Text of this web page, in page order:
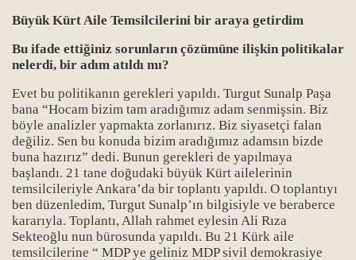
Büyük Kürt Aile Temsilcilerini bir araya getirdim
Bu ifade ettiğiniz sorunların çözümüne ilişkin politikalar
nelerdi, bir adım atıldı mı?
Evet bu politikanın gerekleri yapıldı. Turgut Sunalp Paşa
bana “Hocam bizim tam aradığımız adam senmişsin. Biz
böyle analizler yapmakta zorlanırız. Biz siyasetçi falan
değiliz. Sen bu konuda bizim aradığımız adamsın bizde
buna hazırız” dedi. Bunun gerekleri de yapılmaya
başlandı. 21 tane doğudaki büyük Kürt ailelerinin
temsilcileriyle Ankara’da bir toplantı yapıldı. O toplantıyı
ben düzenledim, Turgut Sunalp’ın bilgisiyle ve beraberce
kararıyla. Toplantı, Allah rahmet eylesin Ali Rıza
Sekteoğlu nun bürosunda yapıldı. Bu 21 Kürk aile
temsilcilerine “ MDP ye geliniz MDP sivil demokrasiye